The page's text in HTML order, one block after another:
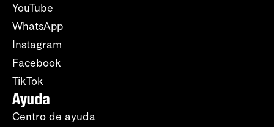
YouTube
WhatsApp
Instagram
Facebook
TikTok
Ayuda
Centro de ayuda